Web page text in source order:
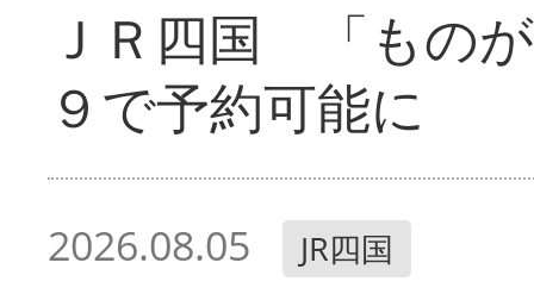
ＪＲ四国 「もの
９で予約可能に
2026.08.05 JR四国